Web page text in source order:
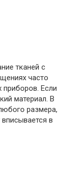
тканей с
часто
приборов. Если
материал. В
размера,
в